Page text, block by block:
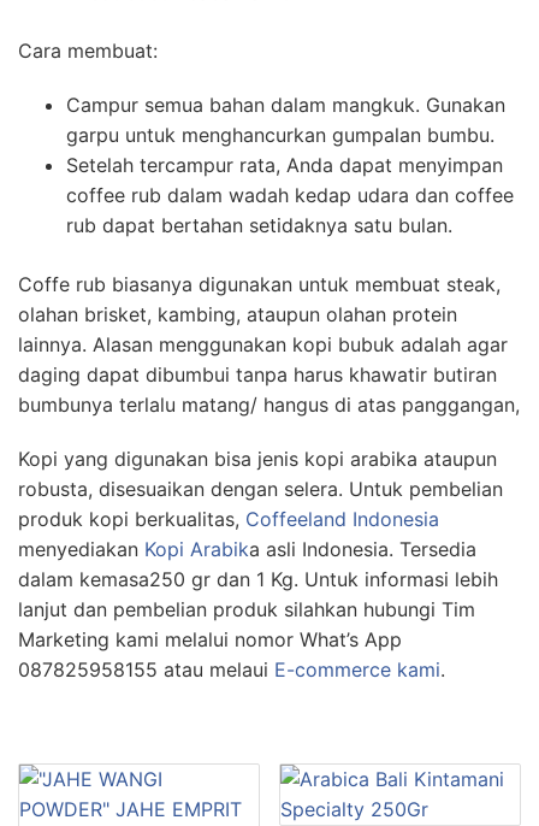
Cara membuat:
Campur semua bahan dalam mangkuk. Gunakan
garpu untuk menghancurkan gumpalan bumbu.
Setelah tercampur rata, Anda dapat menyimpan
coffee rub dalam wadah kedap udara dan coffee
rub dapat bertahan setidaknya satu bulan.
Coffe rub biasanya digunakan untuk membuat steak,
olahan brisket, kambing, ataupun olahan protein
lainnya. Alasan menggunakan kopi bubuk adalah agar
daging dapat dibumbui tanpa harus khawatir butiran
bumbunya terlalu matang/ hangus di atas panggangan,
Kopi yang digunakan bisa jenis kopi arabika ataupun
robusta, disesuaikan dengan selera. Untuk pembelian
produk kopi berkualitas, Coffeeland Indonesia
menyediakan Kopi Arabika asli Indonesia. Tersedia
dalam kemasa250 gr dan 1 Kg. Untuk informasi lebih
lanjut dan pembelian produk silahkan hubungi Tim
Marketing kami melalui nomor What’s App
087825958155 atau melaui E-commerce kami.